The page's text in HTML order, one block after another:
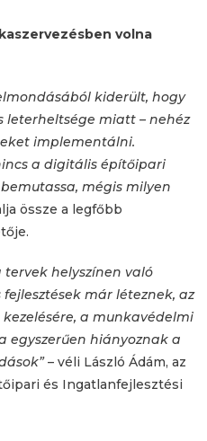
volna
kiderült, hogy
leterheltsége miatt – nehéz
implementálni.
a digitális építőipari
mégis milyen
össze a legfőbb
tervek helyszínen való
már léteznek, az
a munkavédelmi
egyszerűen hiányoznak a
– véli László Ádám, az
és Ingatlanfejlesztési